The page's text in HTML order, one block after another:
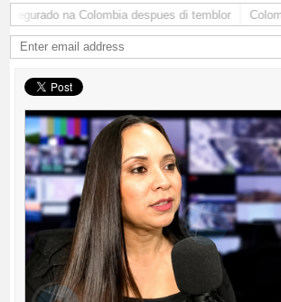
na Colombia despues di temblor